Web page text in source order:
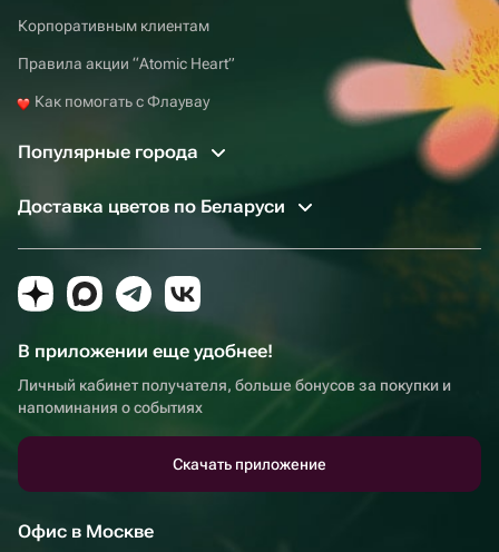
Корпоративным клиентам
Правила акции “Atomic Heart”
Как помогать с Флаувау
Популярные города
Доставка цветов по Беларуси
В приложении еще удобнее!
Личный кабинет получателя, больше бонусов за покупки и
напоминания о событиях
Скачать приложение
Офис в Москве